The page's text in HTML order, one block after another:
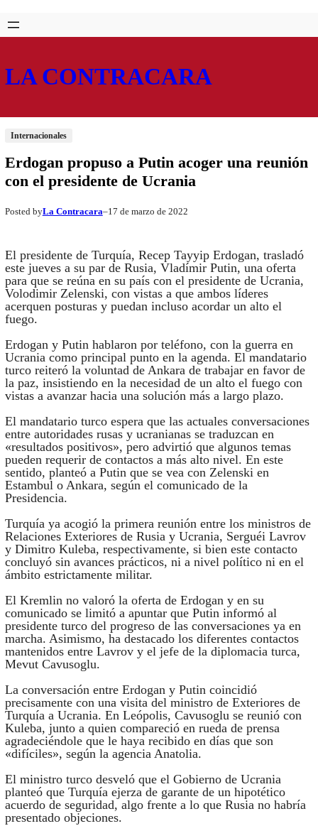
Saltar
al
Skip
to
LA CONTRACARA
Internacionales
Erdogan propuso a Putin acoger una reunión
con el presidente de Ucrania
Posted byLa Contracara–17 de marzo de 2022
El presidente de Turquía, Recep Tayyip Erdogan, trasladó
este jueves a su par de Rusia, Vladímir Putin, una oferta
para que se reúna en su país con el presidente de Ucrania,
Volodimir Zelenski, con vistas a que ambos líderes
acerquen posturas y puedan incluso acordar un alto el
fuego.
Erdogan y Putin hablaron por teléfono, con la guerra en
Ucrania como principal punto en la agenda. El mandatario
turco reiteró la voluntad de Ankara de trabajar en favor de
la paz, insistiendo en la necesidad de un alto el fuego con
vistas a avanzar hacia una solución más a largo plazo.
El mandatario turco espera que las actuales conversaciones
entre autoridades rusas y ucranianas se traduzcan en
«resultados positivos», pero advirtió que algunos temas
pueden requerir de contactos a más alto nivel. En este
sentido, planteó a Putin que se vea con Zelenski en
Estambul o Ankara, según el comunicado de la
Presidencia.
Turquía ya acogió la primera reunión entre los ministros de
Relaciones Exteriores de Rusia y Ucrania, Serguéi Lavrov
y Dimitro Kuleba, respectivamente, si bien este contacto
concluyó sin avances prácticos, ni a nivel político ni en el
ámbito estrictamente militar.
El Kremlin no valoró la oferta de Erdogan y en su
comunicado se limitó a apuntar que Putin informó al
presidente turco del progreso de las conversaciones ya en
marcha. Asimismo, ha destacado los diferentes contactos
mantenidos entre Lavrov y el jefe de la diplomacia turca,
Mevut Cavusoglu.
La conversación entre Erdogan y Putin coincidió
precisamente con una visita del ministro de Exteriores de
Turquía a Ucrania. En Leópolis, Cavusoglu se reunió con
Kuleba, junto a quien compareció en rueda de prensa
agradeciéndole que le haya recibido en días que son
«difíciles», según la agencia Anatolia.
El ministro turco desveló que el Gobierno de Ucrania
planteó que Turquía ejerza de garante de un hipotético
acuerdo de seguridad, algo frente a lo que Rusia no habría
presentado objeciones.